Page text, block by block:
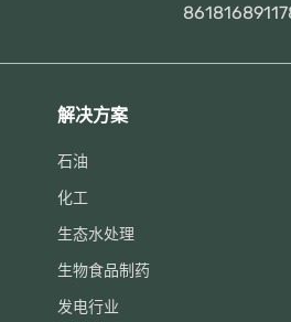
解决方案
石油
化工
生态水处理
生物食品制药
发电行业